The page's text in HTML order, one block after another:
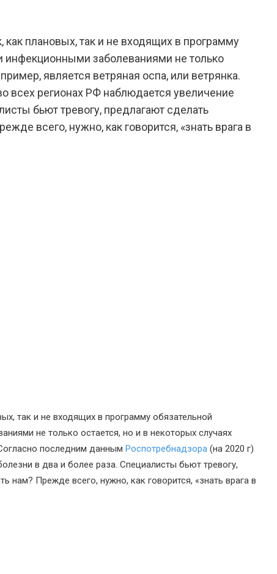
плановых, так и не входящих в программу
инфекционными заболеваниями не только
является ветряная оспа, или ветрянка.
всех регионах РФ наблюдается увеличение
бьют тревогу, предлагают сделать
всего, нужно, как говорится, «знать врага в
так и не входящих в программу обязательной
не только остается, но и в некоторых случаях
последним данным Роспотребнадзора (на 2020 г)
в два и более раза. Специалисты бьют тревогу,
нам? Прежде всего, нужно, как говорится, «знать врага в